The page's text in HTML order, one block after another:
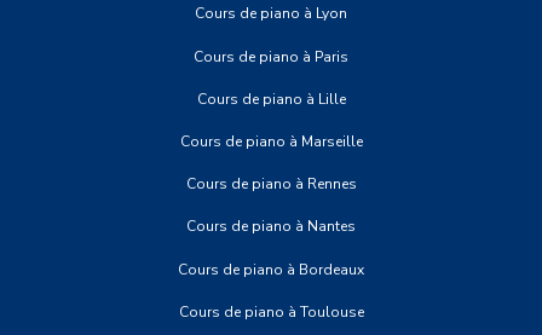
Cours de piano à Lyon
Cours de piano à Paris
Cours de piano à Lille
Cours de piano à Marseille
Cours de piano à Rennes
Cours de piano à Nantes
Cours de piano à Bordeaux
Cours de piano à Toulouse